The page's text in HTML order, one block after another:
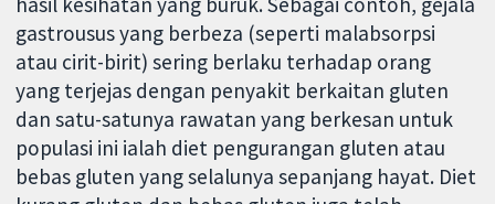
gastrousus yang berbeza (seperti malabsorpsi
atau cirit-birit) sering berlaku terhadap orang
yang terjejas dengan penyakit berkaitan gluten
dan satu-satunya rawatan yang berkesan untuk
populasi ini ialah diet pengurangan gluten atau
bebas gluten yang selalunya sepanjang hayat. Diet